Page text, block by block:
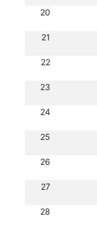
20
21
22
23
24
25
26
27
28